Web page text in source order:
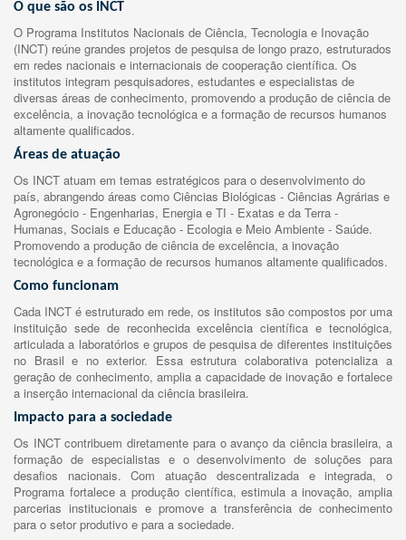
O que são os INCT
O Programa Institutos Nacionais de Ciência, Tecnologia e Inovação
(INCT) reúne grandes projetos de pesquisa de longo prazo, estruturados
em redes nacionais e internacionais de cooperação científica. Os
institutos integram pesquisadores, estudantes e especialistas de
diversas áreas de conhecimento, promovendo a produção de ciência de
excelência, a inovação tecnológica e a formação de recursos humanos
altamente qualificados.
Áreas de atuação
Os INCT atuam em temas estratégicos para o desenvolvimento do
país, abrangendo áreas como Ciências Biológicas - Ciências Agrárias e
Agronegócio - Engenharias, Energia e TI - Exatas e da Terra -
Humanas, Sociais e Educação - Ecologia e Meio Ambiente - Saúde.
Promovendo a produção de ciência de excelência, a inovação
tecnológica e a formação de recursos humanos altamente qualificados.
Como funcionam
Cada INCT é estruturado em rede, os institutos são compostos por uma
instituição sede de reconhecida excelência científica e tecnológica,
articulada a laboratórios e grupos de pesquisa de diferentes instituições
no Brasil e no exterior. Essa estrutura colaborativa potencializa a
geração de conhecimento, amplia a capacidade de inovação e fortalece
a inserção internacional da ciência brasileira.
Impacto para a sociedade
Os INCT contribuem diretamente para o avanço da ciência brasileira, a
formação de especialistas e o desenvolvimento de soluções para
desafios nacionais. Com atuação descentralizada e integrada, o
Programa fortalece a produção científica, estimula a inovação, amplia
parcerias institucionais e promove a transferência de conhecimento
para o setor produtivo e para a sociedade.